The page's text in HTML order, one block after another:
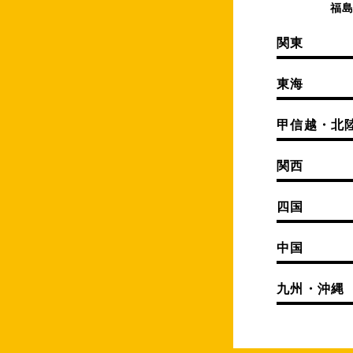
福
関東
東海
甲信越・北
関西
四国
中国
九州・沖縄